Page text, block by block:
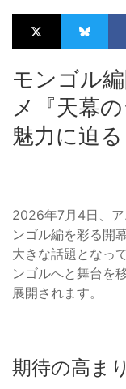
モンゴル
メ『天幕
魅力に迫る
2026年7月4日、
ンゴル編を彩る開
大きな話題となっ
ンゴルへと舞台を
展開されます。
期待の高まり